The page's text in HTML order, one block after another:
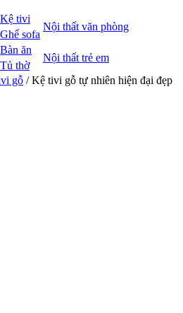
Kệ tivi
Nội thất văn phòng
Ghế sofa
Bàn ăn
Nội thất trẻ em
Tủ thờ
gỗ / Kệ tivi gỗ tự nhiên hiện đại đẹp